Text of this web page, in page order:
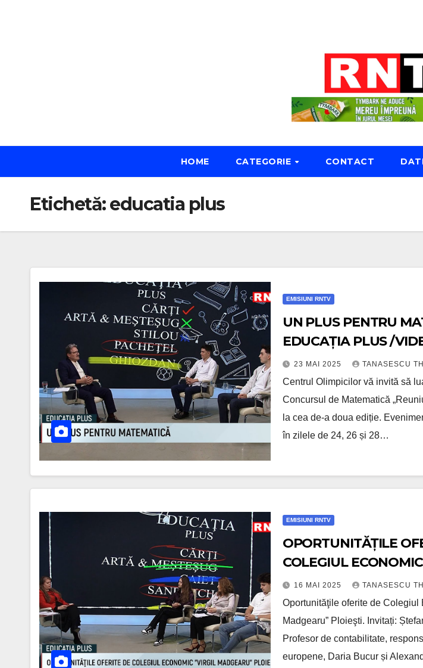
HOME CATEGORIE CONTACT
Etichetă:educatia plus
EMISIUNI RNTV
UN PLUS PENTRU
EDUCAŢIA PLUS /
23 MAI 2025 TANASESCU
Centrul Olimpicilor vă invită să
Concursul de Matematică
la cea de-a doua ediție.
în zilele de 24, 26 și 28…
EMISIUNI RNTV
OPORTUNITĂȚILE
COLEGIUL
MADGEARU”
PLUS /VIDEO
16 MAI 2025 TANASESCU
Oportunităţile oferite de Colegiul
Madgearu” Ploieşti. Invitați:
Profesor de contabilitate,
europene, Daria Bucur și